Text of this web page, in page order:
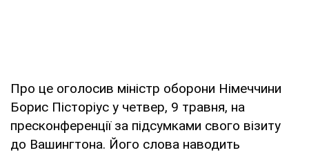
Про це оголосив міністр оборони Німеччини
Борис Пісторіус у четвер, 9 травня, на
пресконференції за підсумками свого візиту
до Вашингтона. Його слова наводить